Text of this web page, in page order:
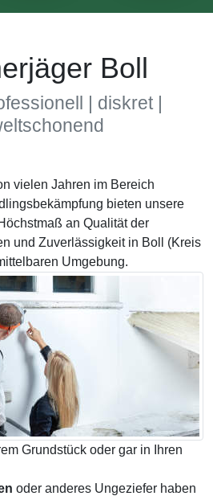
Boll
| diskret |
vielen Jahren im Bereich
bieten unsere
an Qualität der
und Zuverlässigkeit in Boll (Kreis
Umgebung.
Grundstück oder gar in Ihren
oder anderes Ungeziefer haben